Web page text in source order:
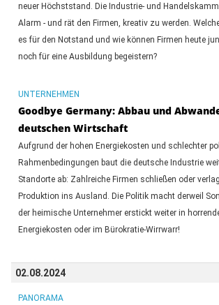
neuer Höchststand. Die Industrie- und
Alarm - und rät den Firmen, kreativ zu werden.
es für den Notstand und wie können Firmen heute
noch für eine Ausbildung begeistern?
UNTERNEHMEN
Goodbye Germany: Abbau und
deutschen Wirtschaft
Aufgrund der hohen Energiekosten und schlechter
Rahmenbedingungen baut die deutsche Industrie
Standorte ab: Zahlreiche Firmen schließen oder
Produktion ins Ausland. Die Politik macht derweil
der heimische Unternehmer erstickt weiter in
Energiekosten oder im Bürokratie-Wirrwarr!
02.08.2024
PANORAMA